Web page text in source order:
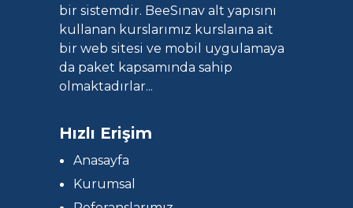
bir sistemdir. BeeSınav alt yapısını
kullanan kurslarımız kurslaına ait
bir web sitesi ve mobil uygulamaya
da paket kapsamında sahip
olmaktadırlar...
Hızlı Erişim
Anasayfa
Kurumsal